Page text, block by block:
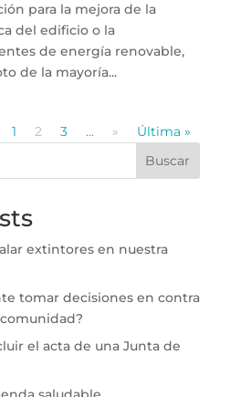
para la mejora de la
del edificio o la
de energía renovable,
de la mayoría...
1 2 3 ... »
Última »
Buscar
extintores en nuestra
tomar decisiones en contra
el acta de una Junta de